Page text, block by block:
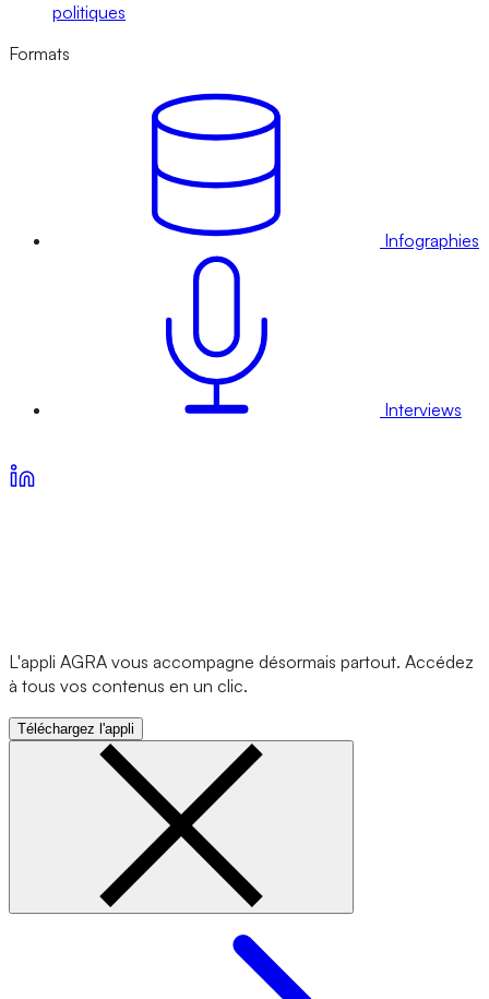
politiques
Formats
Infographies
Interviews
L'appli AGRA vous accompagne désormais partout. Accédez
à tous vos contenus en un clic.
Téléchargez l'appli